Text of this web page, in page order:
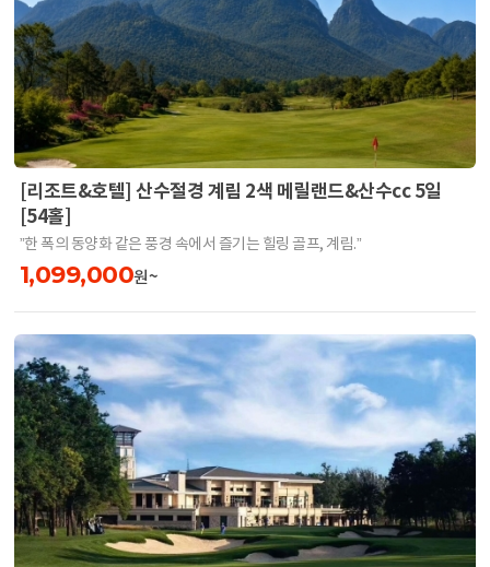
[리조트&호텔] 산수절경 계림 2색 메릴랜드&산수cc 5일
[54홀]
”한 폭의 동양화 같은 풍경 속에서 즐기는 힐링 골프, 계림.”
1,099,000원~